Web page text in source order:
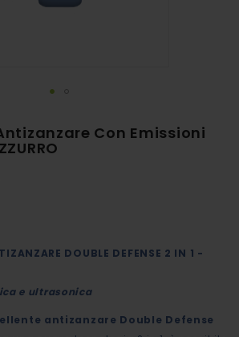
Con Emissioni
DOUBLE DEFENSE 2 IN 1 -
e ultrasonica
antizanzare Double Defense